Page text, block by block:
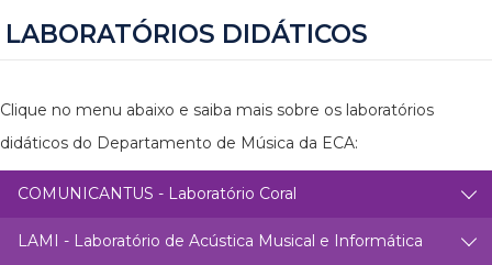
LABORATÓRIOS DIDÁTICOS
Clique no menu abaixo e saiba mais sobre os laboratórios
didáticos do Departamento de Música da ECA:
COMUNICANTUS - Laboratório Coral
LAMI - Laboratório de Acústica Musical e Informática